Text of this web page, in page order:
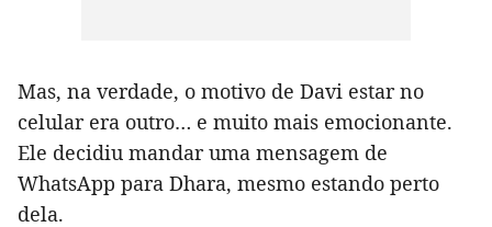
Mas, na verdade, o motivo de Davi estar no
celular era outro… e muito mais emocionante.
Ele decidiu mandar uma mensagem de
WhatsApp para Dhara, mesmo estando perto
dela.